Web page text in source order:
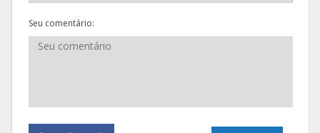
Seu comentário: